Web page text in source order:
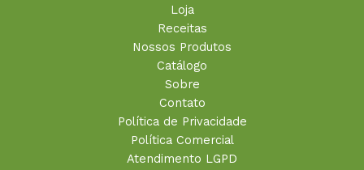
Loja
Receitas
Nossos Produtos
Catálogo
Sobre
Contato
Política de Privacidade
Política Comercial
Atendimento LGPD